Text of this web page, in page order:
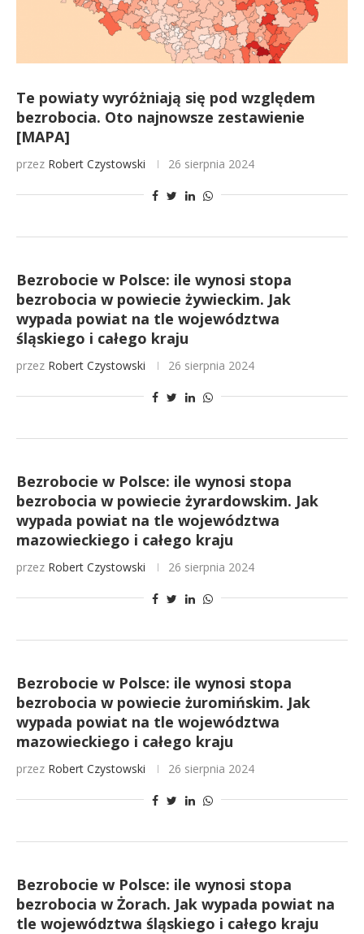
Te powiaty wyróżniają się pod względem
bezrobocia. Oto najnowsze zestawienie
[MAPA]
przez Robert Czystowski 26 sierpnia 2024
Bezrobocie w Polsce: ile wynosi stopa
bezrobocia w powiecie żywieckim. Jak
wypada powiat na tle województwa
śląskiego i całego kraju
przez Robert Czystowski 26 sierpnia 2024
Bezrobocie w Polsce: ile wynosi stopa
bezrobocia w powiecie żyrardowskim. Jak
wypada powiat na tle województwa
mazowieckiego i całego kraju
przez Robert Czystowski 26 sierpnia 2024
Bezrobocie w Polsce: ile wynosi stopa
bezrobocia w powiecie żuromińskim. Jak
wypada powiat na tle województwa
mazowieckiego i całego kraju
przez Robert Czystowski 26 sierpnia 2024
Bezrobocie w Polsce: ile wynosi stopa
bezrobocia w Żorach. Jak wypada powiat na
tle województwa śląskiego i całego kraju